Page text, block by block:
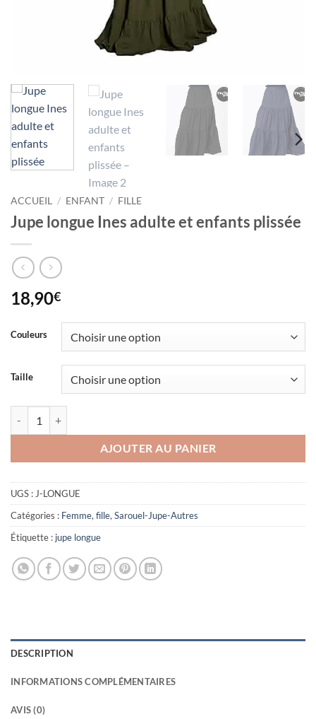
ACCUEIL / ENFANT / FILLE
Jupe longue Ines adulte et enfants plissée
18,90€
Couleurs
Taille
AJOUTER AU PANIER
UGS :J-LONGUE
Catégories : Femme,fille,Sarouel-Jupe-Autres
Étiquette : jupe longue
DESCRIPTION
INFORMATIONS COMPLÉMENTAIRES
AVIS (0)